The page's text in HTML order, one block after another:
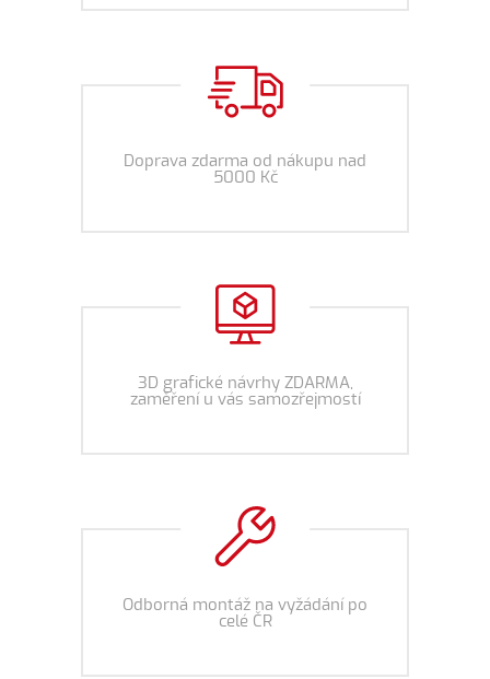
Doprava zdarma od nákupu nad
5000 Kč
3D grafické návrhy ZDARMA,
zaměření u vás samozřejmostí
Odborná montáž na vyžádání po
celé ČR